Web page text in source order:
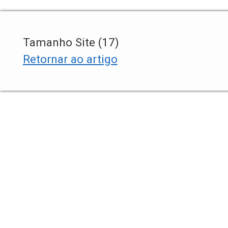
Tamanho Site (17)
Retornar ao artigo